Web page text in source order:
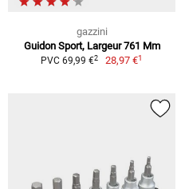
gazzini
Guidon Sport, Largeur 761 Mm
PVC 69,99 €2 28,97 €1